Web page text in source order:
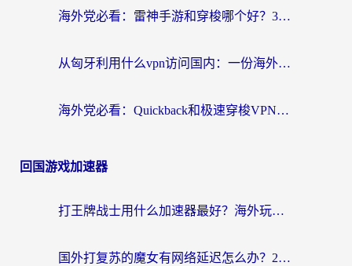
海外党必看：雷神手游和穿梭哪个好？3步教你选对回国加速器（附实测对比）
从匈牙利用什么vpn访问国内：一份海外游子的网络归乡指南
海外党必看：Quickback和极速穿梭VPN好用吗？3步选对回国加速器实现无缝刷国内资源
回国游戏加速器
打王牌战士用什么加速器最好？海外玩家的终极选择指南
国外打复苏的魔女有网络延迟怎么办？2026海外玩家国服游戏加速全攻略